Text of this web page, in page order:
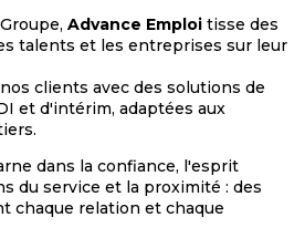
Advance Emploi tisse des
talents et les entreprises sur leur
clients avec des solutions de
et d'intérim, adaptées aux
dans la confiance, l'esprit
du service et la proximité : des
chaque relation et chaque